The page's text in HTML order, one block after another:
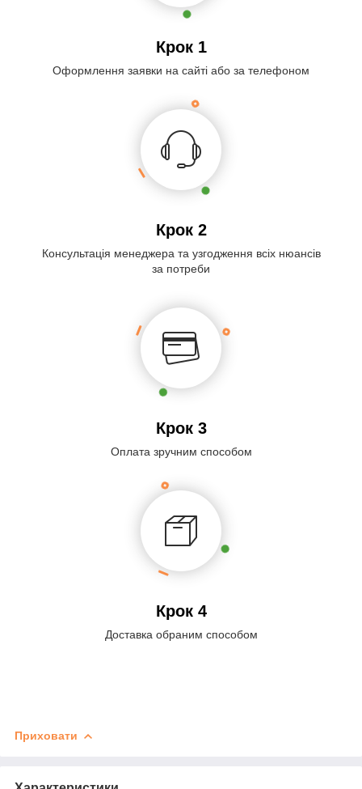
Крок 1
Оформлення заявки на сайті або за телефоном
Крок 2
Консультація менеджера та узгодження всіх нюансів
за потреби
Крок 3
Оплата зручним способом
Крок 4
Доставка обраним способом
Приховати